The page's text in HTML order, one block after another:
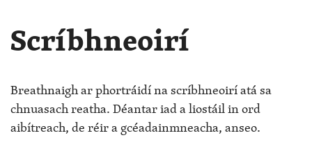
Scríbhneoirí
Breathnaigh ar phortráidí na scríbhneoirí atá sa
chnuasach reatha. Déantar iad a liostáil in ord
aibítreach, de réir a gcéadainmneacha, anseo.